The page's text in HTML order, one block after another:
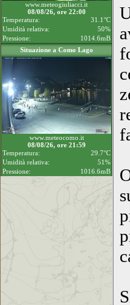
www.meteogiuliacci.it
08/08/26, ore 22:00
Temperatura:
31.1°C
Umidità relativa:
50%
Pressione:
1014.6mB
Situazione a Como Lago
www.meteocomo.it
08/08/26, ore 21:59
Temperatura:
29.7°C
Umidità relativa:
51%
Pressione:
1016.6mB